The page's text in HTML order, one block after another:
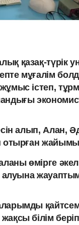
қазақ-түрік
мұғалім
жұмыс істеп,
алып, Алан,
отырған
өмірге
алуына
білім